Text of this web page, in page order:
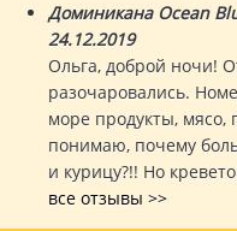
Доминикана Ocean
24.12.2019
Ольга, доброй ночи!
разочаровались.
море продукты, мясо,
понимаю, почему
и курицу?!! Но
все отзывы >>